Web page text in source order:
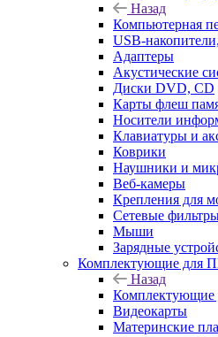
Назад
Компьютерная
USB-
Адаптеры
Акустические
Диски DVD, CD
Карты флеш
Носители
Клавиатуры и
Коврики
Наушники и
Веб-камеры
Крепления для
Сетевые
Мыши
Зарядные
Комплектующие для
Назад
Комплектующие
Видеокарты
Материнские